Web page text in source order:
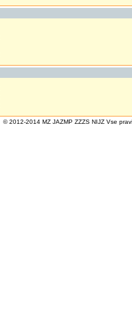
© 2012-2014 MZ JAZMP ZZZS NIJZ Vse